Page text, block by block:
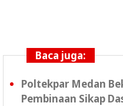
Baca juga:
Poltekpar Medan
Pembinaan Sikap